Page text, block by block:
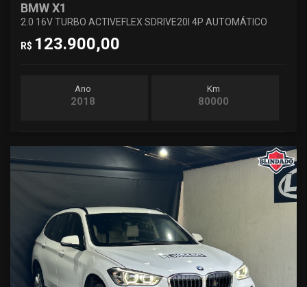
BMW X1
2.0 16V TURBO ACTIVEFLEX SDRIVE20I 4P AUTOMÁTICO
R$ 123.900,00
Ano
2018
Km
80000